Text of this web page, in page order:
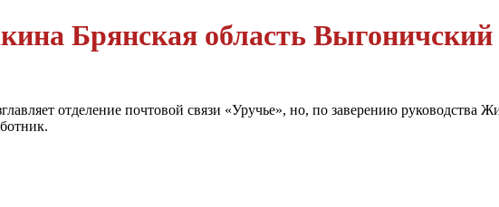
Брянская область Выгоничский
отделение почтовой связи «Уручье», но, по заверению руководства